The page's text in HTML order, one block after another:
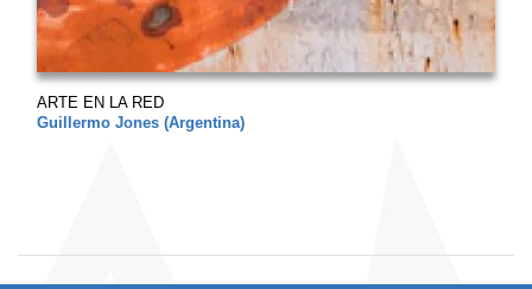
ARTE EN LA RED
Guillermo Jones (Argentina)